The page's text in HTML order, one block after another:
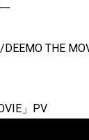
THE
」PV